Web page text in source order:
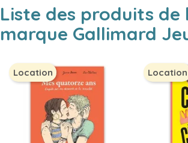
Liste des produits de
marque Gallimard
Location Location